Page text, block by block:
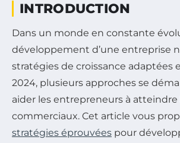
INTRODUCTION
Dans un monde en constante
développement d’une entreprise
stratégies de croissance adaptées
2024, plusieurs approches se
aider les entrepreneurs à
commerciaux. Cet article vous
stratégies éprouvées pour